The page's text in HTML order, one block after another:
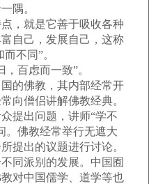
隅。
，就是它善于吸收各种
自己，发展自己，这称
不同”。
百虑而一致”。
的佛教，其内部经常开
向僧侣讲解佛教经典。
提出问题，讲师“学不
佛教经常举行无遮大
提出的议题进行讨论。
同派别的发展。中国囿
对中国儒学、道学等也